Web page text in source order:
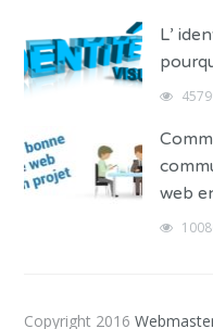
L’
web
Copyright 2016